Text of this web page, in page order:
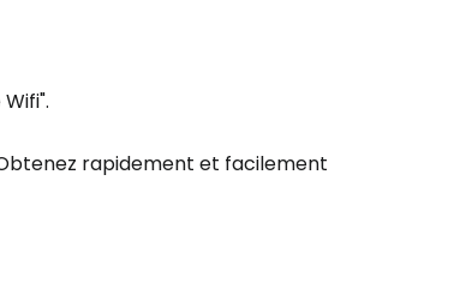
rapidement et facilement